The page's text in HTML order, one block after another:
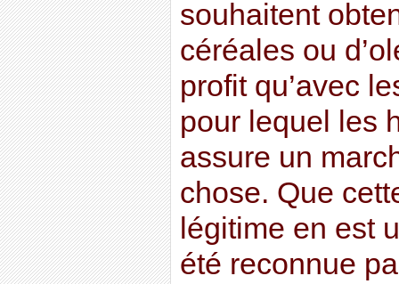
souhaitent
céréales ou
profit qu’avec
pour lequel les
assure un
chose. Que
légitime en est
été reconnue